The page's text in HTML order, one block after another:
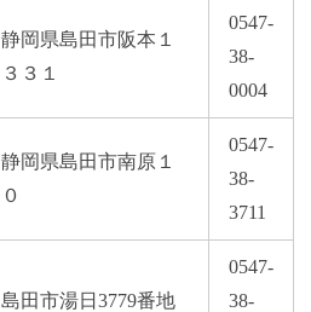
静岡県島田市阪本１
３３１
0547-
38-
0004
静岡県島田市南原１
０
0547-
38-
3711
島田市湯日3779番地
0547-
38-